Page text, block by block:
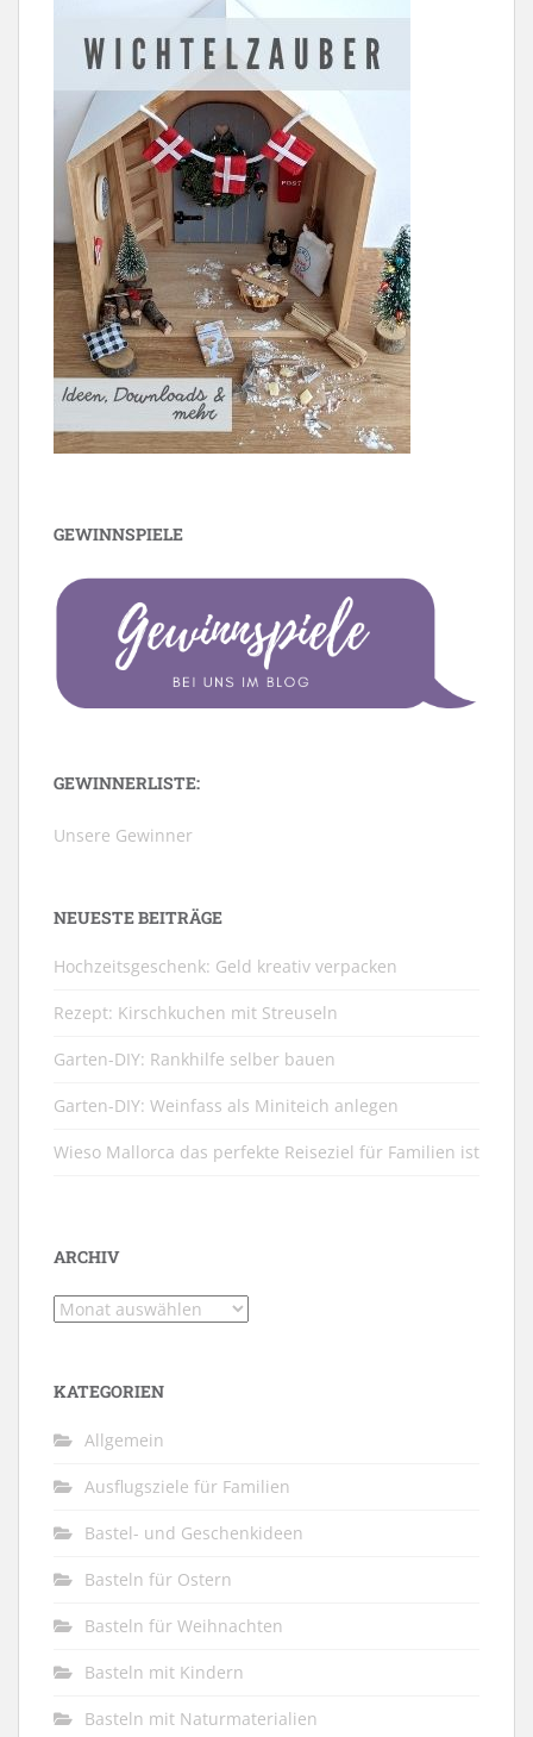
GEWINNSPIELE
GEWINNERLISTE:
Unsere Gewinner
NEUESTE BEITRÄGE
Hochzeitsgeschenk: Geld kreativ verpacken
Rezept: Kirschkuchen mit Streuseln
Garten-DIY: Rankhilfe selber bauen
Garten-DIY: Weinfass als Miniteich anlegen
Wieso Mallorca das perfekte Reiseziel für Familien ist
ARCHIV
Archiv
KATEGORIEN
Allgemein
Ausflugsziele für Familien
Bastel- und Geschenkideen
Basteln für Ostern
Basteln für Weihnachten
Basteln mit Kindern
Basteln mit Naturmaterialien